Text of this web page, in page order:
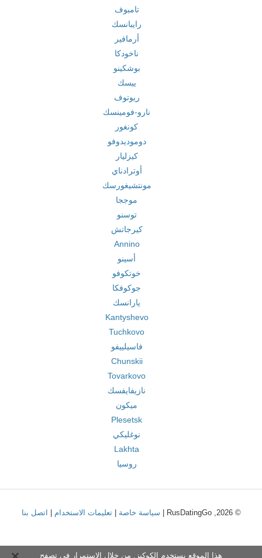
تامبوف
رايبانسك
أرمافير
ناخودكا
بوشكينو
ييسك
ريوتوف
نارو-فومينسك
كونغور
دوموديدوفو
كيزليار
أوترادناي
مونتشيغورسك
موججا
توسنو
كيرجاتش
Annino
أسينو
خوتكوفو
جوكوفكا
يارانسك
Kantyshevo
Tuchkovo
فاسيلييفو
Chunskii
Tovarkovo
نازيفايفسك
ميكون
Plesetsk
نوغليكي
Lakhta
روسيا
© 2026, RusDatingGo | سياسة خاصة |تعليمات الاستخدام اتصل بنا
هذا الموقع يستخدم الكوكيز. من خلال الاستمرار في تصفح